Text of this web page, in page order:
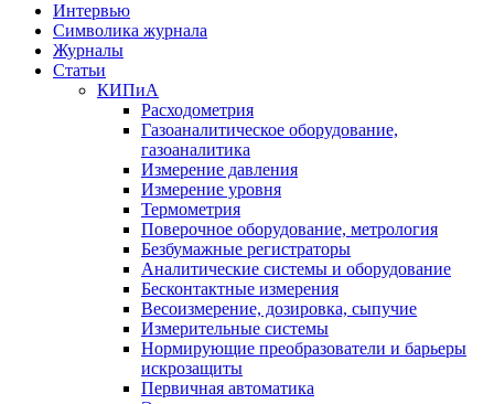
Интервью
Символика журнала
Журналы
Статьи
КИПиА
Расходометрия
Газоаналитическое оборудование,
газоаналитика
Измерение давления
Измерение уровня
Термометрия
Поверочное оборудование, метрология
Безбумажные регистраторы
Аналитические системы и оборудование
Бесконтактные измерения
Весоизмерение, дозировка, сыпучие
Измерительные системы
Нормирующие преобразователи и барьеры
искрозащиты
Первичная автоматика